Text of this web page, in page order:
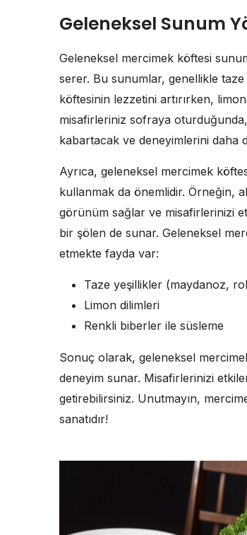
Geleneksel Sunum
Geleneksel mercimek köftesi
serer. Bu sunumlar, genellikle
köftesinin lezzetini artırırken,
misafirleriniz sofraya oturduğunda,
kabartacak ve deneyimlerini daha
Ayrıca, geleneksel mercimek
kullanmak da önemlidir. Örneğin,
görünüm sağlar ve misafirlerinizi
bir şölen de sunar. Geleneksel
etmekte fayda var:
Taze yeşillikler (maydanoz,
Limon dilimleri
Renkli biberler ile süsleme
Sonuç olarak, geleneksel
deneyim sunar. Misafirlerinizi
getirebilirsiniz. Unutmayın,
sanatıdır!